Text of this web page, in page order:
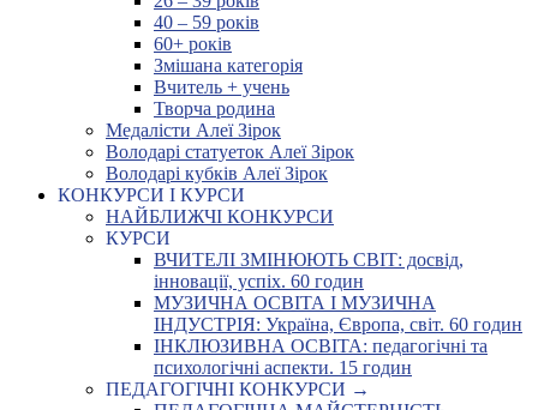
40 – 59 років
60+ років
Змішана категорія
Вчитель + учень
Творча родина
Медалісти Алеї Зірок
Володарі статуеток Алеї Зірок
Володарі кубків Алеї Зірок
КОНКУРСИ І КУРСИ
НАЙБЛИЖЧІ КОНКУРСИ
КУРСИ
ВЧИТЕЛІ ЗМІНЮЮТЬ СВІТ: досвід,
інновації, успіх. 60 годин
МУЗИЧНА ОСВІТА І МУЗИЧНА
ІНДУСТРІЯ: Україна, Європа, світ. 60 годин
ІНКЛЮЗИВНА ОСВІТА: педагогічні та
психологічні аспекти. 15 годин
ПЕДАГОГІЧНІ КОНКУРСИ →